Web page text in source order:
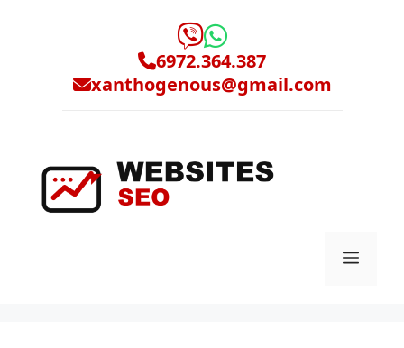
6972.364.387
xanthogenous@gmail.com